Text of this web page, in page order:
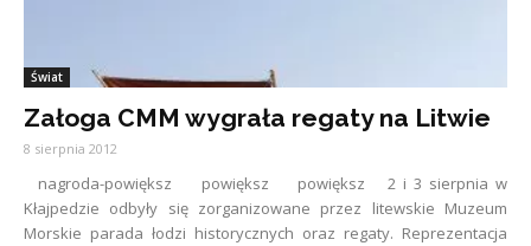
Świat
Załoga CMM wygrała regaty na Litwie
8 sierpnia 2012
nagroda-powiększ powiększ powiększ 2 i 3 sierpnia w
Kłajpedzie odbyły się zorganizowane przez litewskie Muzeum
Morskie parada łodzi historycznych oraz regaty. Reprezentacja